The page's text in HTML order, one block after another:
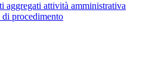
aggregati attività amministrativa
procedimento